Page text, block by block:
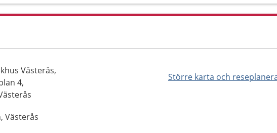
Större karta och
Västerås,
4,
Västerås